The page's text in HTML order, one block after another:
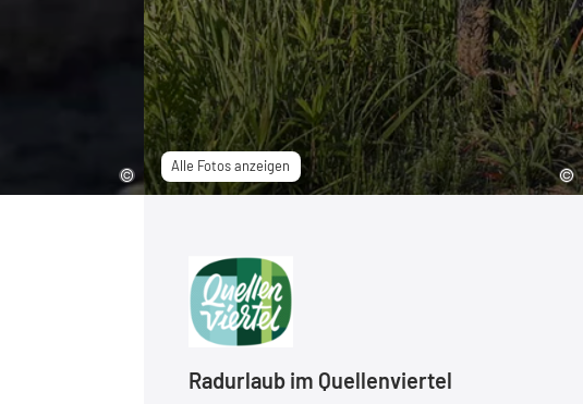
Alle Fotos anzeigen
Radurlaub im Quellenviertel